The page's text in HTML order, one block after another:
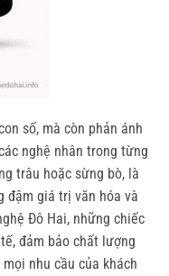
số, mà còn phản ánh
nghệ nhân trong từng
trâu hoặc sừng bò, là
đậm giá trị văn hóa và
Đô Hai, những chiếc
đảm bảo chất lượng
nhu cầu của khách